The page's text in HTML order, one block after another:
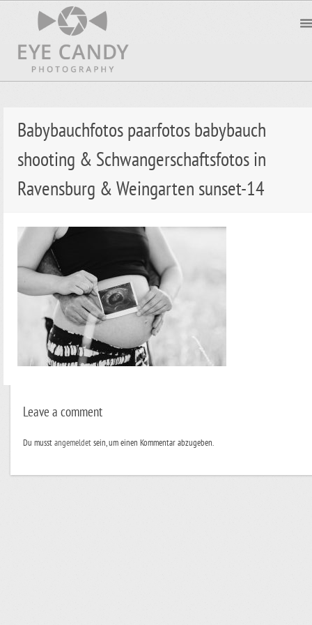
Babybauchfotos paarfotos babybauch
shooting & Schwangerschaftsfotos in
Ravensburg & Weingarten sunset-14
Leave a comment
Du musstangemeldetsein, um einen Kommentar abzugeben.